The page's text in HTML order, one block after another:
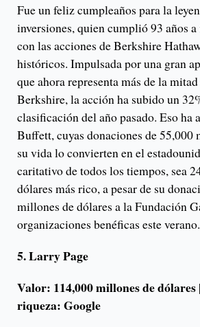
Fue un feliz cumpleaños para la
inversiones, quien cumplió 93 años
con las acciones de Berkshire
históricos. Impulsada por una gran
que ahora representa más de la
Berkshire, la acción ha subido un
clasificación del año pasado. Eso ha
Buffett, cuyas donaciones de 55,000
su vida lo convierten en el
caritativo de todos los tiempos, sea
dólares más rico, a pesar de su
millones de dólares a la Fundación
organizaciones benéficas este verano.
5. Larry Page
Valor: 114,000 millones de dólares
riqueza: Google